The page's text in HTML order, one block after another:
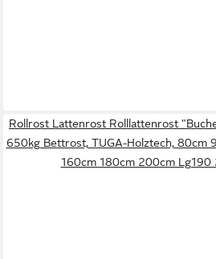
Rollrost Lattenrost Rolllattenrost
650kg Bettrost, TUGA-Holztech, 80cm
160cm 180cm 200cm